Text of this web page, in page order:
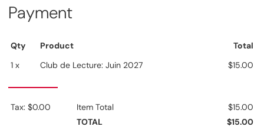
Payment
Qty Product
Total
1 x
Club de Lecture: Juin 2027 $15.00
Tax: $0.00 Item Total
$15.00
TOTAL
$15.00